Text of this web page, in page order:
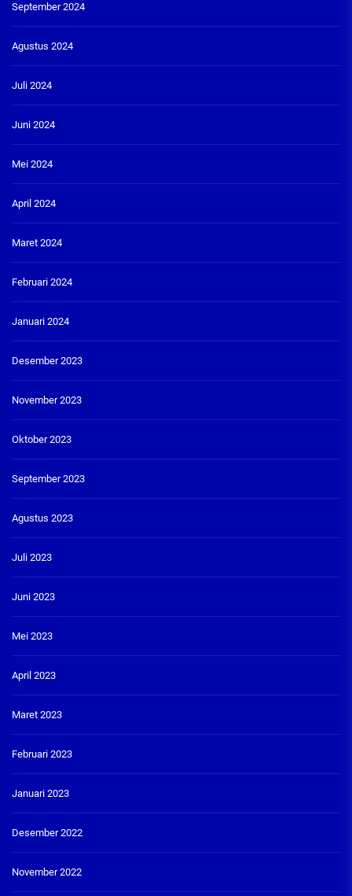
September 2024
Agustus 2024
Juli 2024
Juni 2024
Mei 2024
April 2024
Maret 2024
Februari 2024
Januari 2024
Desember 2023
November 2023
Oktober 2023
September 2023
Agustus 2023
Juli 2023
Juni 2023
Mei 2023
April 2023
Maret 2023
Februari 2023
Januari 2023
Desember 2022
November 2022